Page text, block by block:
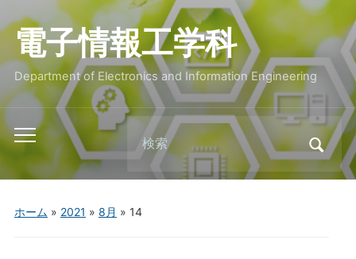
電子情報工学科
Department of Electronics and Information Engineering
Toggle
mobile
menu
Search
for:
ホーム » 2021 » 8月 » 14